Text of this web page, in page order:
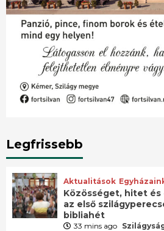
Legfrissebb
Aktualitások
Közösséget, hitet
az első
bibliahét
33 mins ago